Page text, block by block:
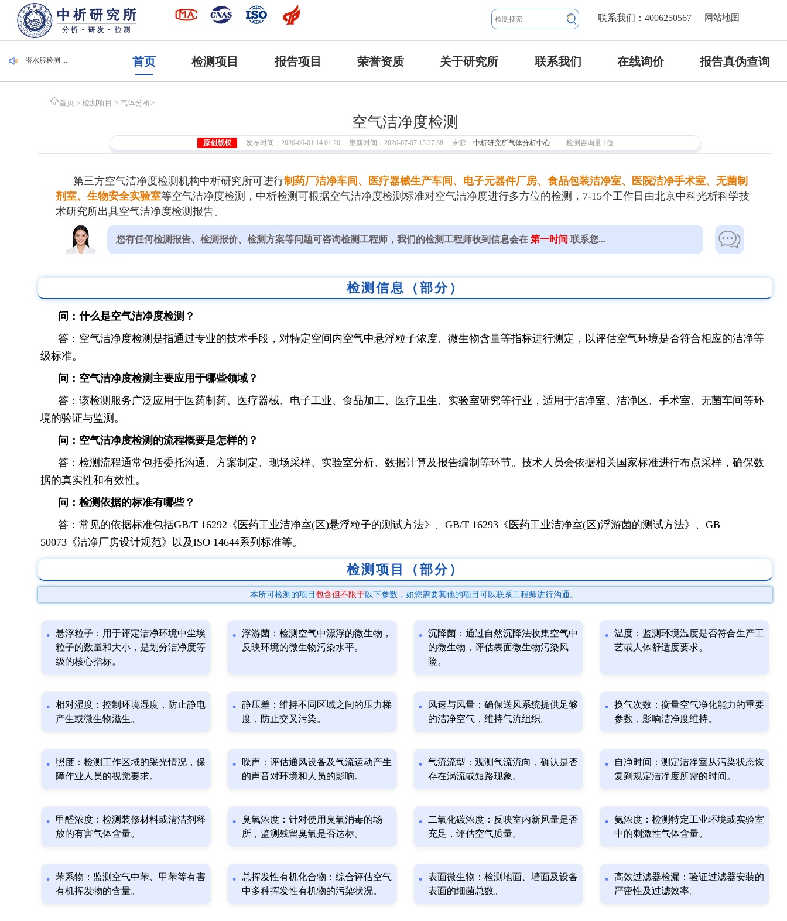
网站地图
联系我们：4006250567
集装袋检测 ...
毛刷检测 ...
潜水服检测 ...
首页 检测项目 报告项目 荣誉资质 关于研究所 联系我们 在线询价 报告真伪查询
首页 > 检测项目 > 气体分析>
空气洁净度检测
原创版权 发布时间：2026-06-01 14:01:20 更新时间：2026-07-07 15:27:38 来源： 中析研究所气体分析中心 检测咨询量:1位
第三方空气洁净度检测机构中析研究所可进行制药厂洁净车间、医疗器械生产车间、电子元器件厂房、食品包装洁净室、医院洁净手术室、无菌制
剂室、生物安全实验室等空气洁净度检测，中析检测可根据空气洁净度检测标准对空气洁净度进行多方位的检测，7-15个工作日由北京中科光析科学技
术研究所出具空气洁净度检测报告。
您有任何检测报告、检测报价、检测方案等问题可咨询检测工程师，我们的检测工程师收到信息会在第一时间 联系您...
检测信息（部分）
问：什么是空气洁净度检测？
答：空气洁净度检测是指通过专业的技术手段，对特定空间内空气中悬浮粒子浓度、微生物含量等指标进行测定，以评估空气环境是否符合相应的洁净等
级标准。
问：空气洁净度检测主要应用于哪些领域？
答：该检测服务广泛应用于医药制药、医疗器械、电子工业、食品加工、医疗卫生、实验室研究等行业，适用于洁净室、洁净区、手术室、无菌车间等环
境的验证与监测。
问：空气洁净度检测的流程概要是怎样的？
答：检测流程通常包括委托沟通、方案制定、现场采样、实验室分析、数据计算及报告编制等环节。技术人员会依据相关国家标准进行布点采样，确保数
据的真实性和有效性。
问：检测依据的标准有哪些？
答：常见的依据标准包括GB/T 16292《医药工业洁净室(区)悬浮粒子的测试方法》、GB/T 16293《医药工业洁净室(区)浮游菌的测试方法》、GB
50073《洁净厂房设计规范》以及ISO 14644系列标准等。
检测项目（部分）
本所可检测的项目 包含但不限于以下参数，如您需要其他的项目可以联系工程师进行沟通。
悬浮粒子：用于评定洁净环境中尘埃
粒子的数量和大小，是划分洁净度等
级的核心指标。
浮游菌：检测空气中漂浮的微生物，
反映环境的微生物污染水平。
沉降菌：通过自然沉降法收集空气中
的微生物，评估表面微生物污染风
险。
温度：监测环境温度是否符合生产工
艺或人体舒适度要求。
相对湿度：控制环境湿度，防止静电
产生或微生物滋生。
静压差：维持不同区域之间的压力梯
度，防止交叉污染。
风速与风量：确保送风系统提供足够
的洁净空气，维持气流组织。
换气次数：衡量空气净化能力的重要
参数，影响洁净度维持。
照度：检测工作区域的采光情况，保
障作业人员的视觉要求。
噪声：评估通风设备及气流运动产生
的声音对环境和人员的影响。
气流流型：观测气流流向，确认是否
存在涡流或短路现象。
自净时间：测定洁净室从污染状态恢
复到规定洁净度所需的时间。
甲醛浓度：检测装修材料或清洁剂释
放的有害气体含量。
臭氧浓度：针对使用臭氧消毒的场
所，监测残留臭氧是否达标。
二氧化碳浓度：反映室内新风量是否
充足，评估空气质量。
氨浓度：检测特定工业环境或实验室
中的刺激性气体含量。
苯系物：监测空气中苯、甲苯等有害
有机挥发物的含量。
总挥发性有机化合物：综合评估空气
中多种挥发性有机物的污染状况。
表面微生物：检测地面、墙面及设备
表面的细菌总数。
高效过滤器检漏：验证过滤器安装的
严密性及过滤效率。